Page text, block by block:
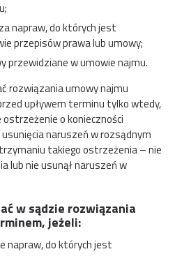
napraw, do których jest
przepisów prawa lub umowy;
przewidziane w umowie najmu.
rozwiązania umowy najmu
upływem terminu tylko wtedy,
ostrzeżenie o konieczności
naruszeń w rozsądnym
takiego ostrzeżenia – nie
lub nie usunął naruszeń w
w sądzie rozwiązania
jeżeli:
napraw, do których jest